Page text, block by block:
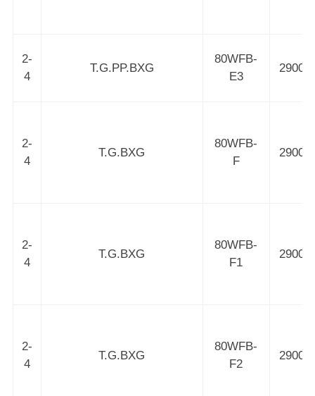
2-
4
T.G.PP.BXG
80WFB-
E3
2900
2-
4
T.G.BXG
80WFB-
F
2900
2-
4
T.G.BXG
80WFB-
F1
2900
2-
4
T.G.BXG
80WFB-
F2
2900